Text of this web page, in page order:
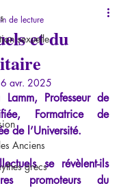
sexuelle
Anciens
grecs
et du
de lecture
avr. 2025
Professeur de
Formatrice de
de l’Université.
se révèlent-ils
promoteurs du